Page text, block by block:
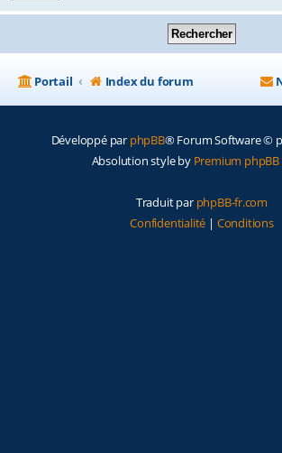
Portail Index du forum
Développé par phpBB® Forum Software ©
Absolution style by Premium phpBB
Traduit par phpBB-fr.com
Confidentialité | Conditions